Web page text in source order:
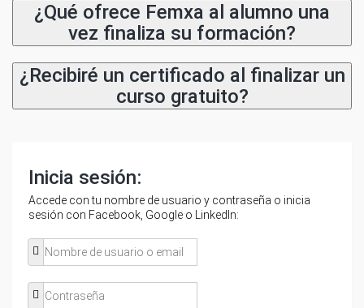
¿Qué ofrece Femxa al alumno una
vez finaliza su formación?
¿Recibiré un certificado al finalizar un
curso gratuito?
Inicia sesión:
Accede con tu nombre de usuario y contraseña o inicia
sesión con Facebook, Google o LinkedIn: